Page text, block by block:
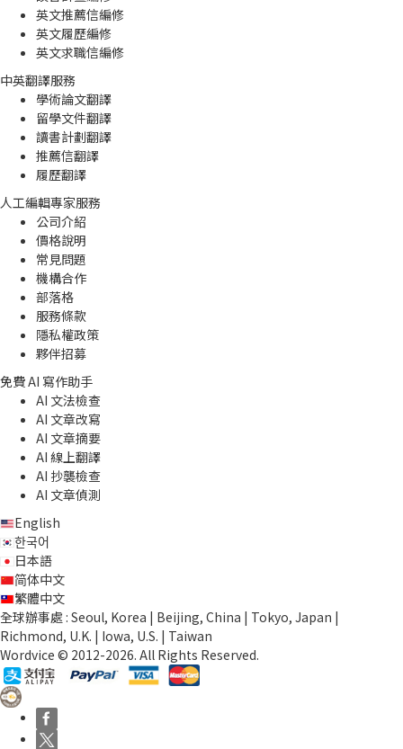
英文推薦信編修
英文履歷編修
英文求職信編修
中英翻譯服務
學術論文翻譯
留學文件翻譯
讀書計劃翻譯
推薦信翻譯
履歷翻譯
人工編輯專家服務
公司介紹
價格說明
常見問題
機構合作
部落格
服務條款
隱私權政策
夥伴招募
免費 AI 寫作助手
AI 文法檢查
AI 文章改寫
AI 文章摘要
AI 線上翻譯
AI 抄襲檢查
AI 文章偵測
English
한국어
日本語
简体中文
繁體中文
全球辦事處 : Seoul, Korea | Beijing, China | Tokyo, Japan |
Richmond, U.K. | Iowa, U.S. | Taiwan
Wordvice © 2012-2026. All Rights Reserved.